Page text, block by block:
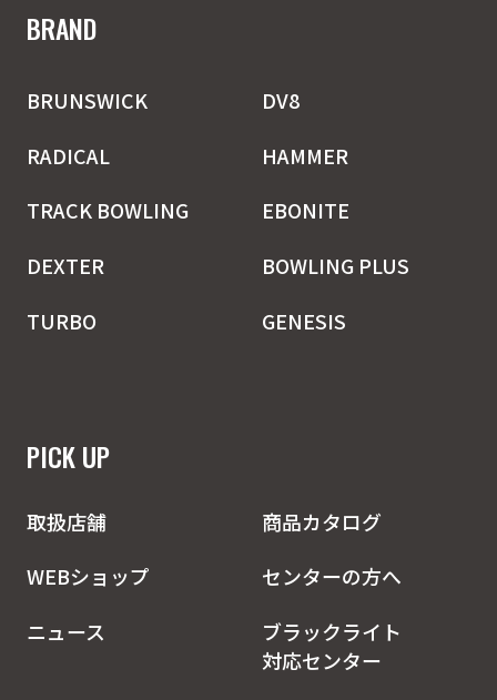
BRAND
BRUNSWICK
DV8
RADICAL
HAMMER
TRACK BOWLING
EBONITE
DEXTER
BOWLING PLUS
TURBO
GENESIS
PICK UP
取扱店舗
商品カタログ
WEBショップ
センターの方へ
ニュース
ブラックライト
対応センター